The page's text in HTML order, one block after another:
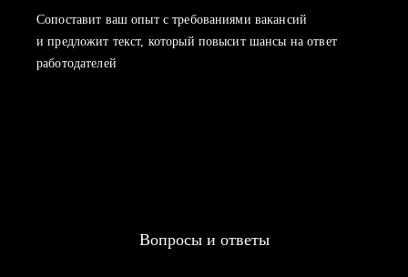
Сопоставит ваш опыт с требованиями вакансий
и предложит текст, который повысит шансы на ответ
работодателей
Вопросы и ответы